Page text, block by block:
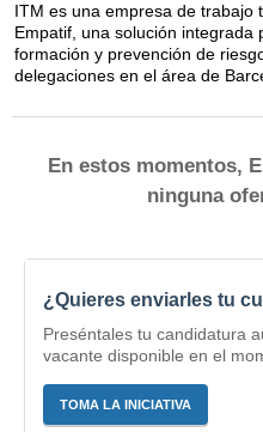
ITM es una empresa de trabajo
Empatif, una solución integrada
formación y prevención de
delegaciones en el área de
En estos momentos,
ninguna
¿Quieres enviarles tu
Preséntales tu candidatura
vacante disponible en el
TOMA LA INICIATIVA